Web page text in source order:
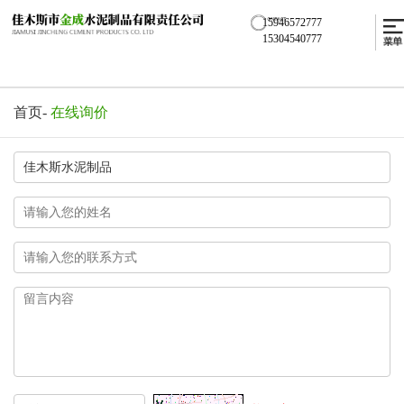
15946572777
15304540777
首页- 在线询价